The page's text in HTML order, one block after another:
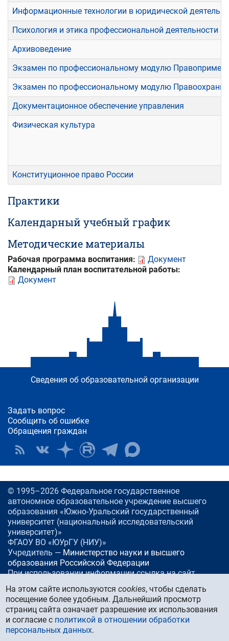
Информационные технологии в юридической
Психология и этика профессиональной деятельности
Архивоведение
Экзамен по профессиональному модулю
Экзамен по профессиональному модулю
Документационное обеспечение управления
Физическая культура
Конституционное право России
Практики
Календарный учебный график
Методические материалы
Рабочая программа воспитания:
Документ
Календарный план воспитательной работы:
Документ
Сведения об образовательной организации
Задать вопрос
Сообщить об ошибке
Обращения граждан
© 1995–2026 Федеральное государственное
автономное образовательное учреждение высшего
образования «Южно-Уральский государственный
университет (национальный исследовательский
университет)»
ФГАОУ ВО «ЮУрГУ (НИУ)»
Учредитель — Министерство науки и высшего
образования Российской Федерации
При использовании информации ссылка на сайт
www.
susu.ru
Россия, 454080Челябинск, проспект Ленина, 76
Тел./факс:+7 (351) 267-99-00
E-mail:info@susu.ru
Управление маркетинга, брендинга и стратегических
На этом сайте используютсяcookies, чтобы сделать
посещение более удобным. Дальнейший просмотр
страниц сайта означает разрешение их использования
и согласие с политикой в отношении обработки
персональных данных.